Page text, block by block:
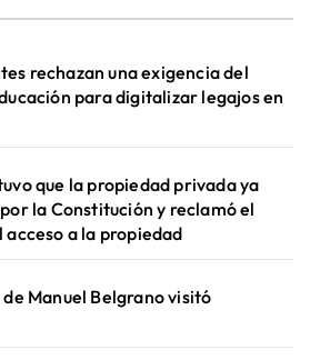
rechazan una exigencia del
para digitalizar legajos en
que la propiedad privada ya
la Constitución y reclamó el
acceso a la propiedad
Manuel Belgrano visitó